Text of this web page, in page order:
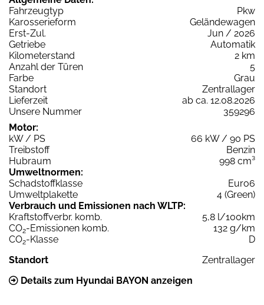
Fahrzeugtyp
Pkw
Karosserieform
Geländewagen
Erst-Zul.
Jun / 2026
Getriebe
Automatik
Kilometerstand
2 km
Anzahl der Türen
5
Farbe
Grau
Standort
Zentrallager
Lieferzeit
ab ca. 12.08.2026
Unsere Nummer
359296
Motor:
kW / PS
66 kW / 90 PS
Treibstoff
Benzin
Hubraum
998 cm³
Umweltnormen:
Schadstoffklasse
Euro6
Umweltplakette
4 (Green)
Verbrauch und Emissionen nach WLTP:
Kraftstoffverbr. komb.
5,8 l/100km
CO2-Emissionen komb.
132 g/km
CO2-Klasse
D
Standort
Zentrallager
Details zum Hyundai BAYON anzeigen